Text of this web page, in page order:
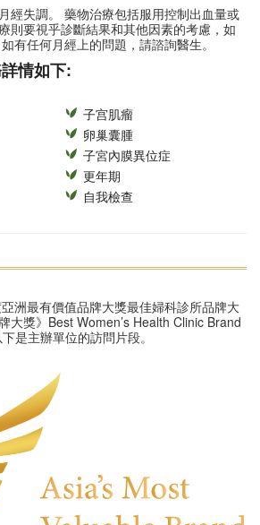
經失調。 藥物治療包括服用控制出血量或
則要視乎診斷結果和其他因素的考慮，如
有任何月經上的問題，請諮詢醫生。
情如下:
子宫肌瘤
卵巢囊腫
子宮內膜異位症
更年期
自我檢查
洲最有價值品牌大獎最佳婦科診所品牌大
大獎》Best Women’s Health Clinic Brand
是主辦單位的訪問片段。